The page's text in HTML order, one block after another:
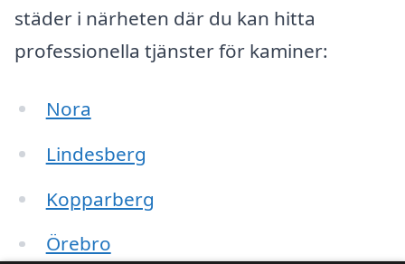
städer i närheten där du kan hitta
professionella tjänster för kaminer:
Nora
Lindesberg
Kopparberg
Örebro